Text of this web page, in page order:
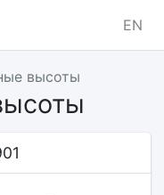
EN
высоты